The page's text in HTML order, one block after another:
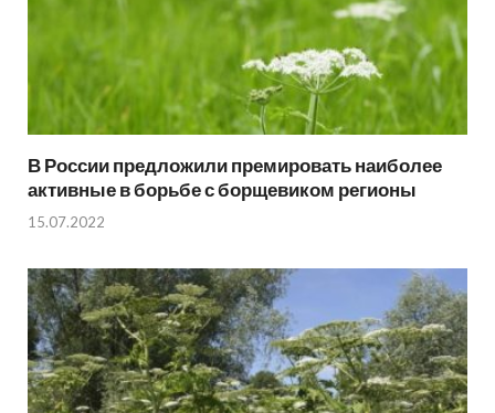
В России предложили премировать наиболее
активные в борьбе с борщевиком регионы
15.07.2022